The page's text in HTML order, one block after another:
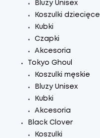
Bluzy Unisex
Koszulki dziecięce
Kubki
Czapki
Akcesoria
Tokyo Ghoul
Koszulki męskie
Bluzy Unisex
Kubki
Akcesoria
Black Clover
Koszulki